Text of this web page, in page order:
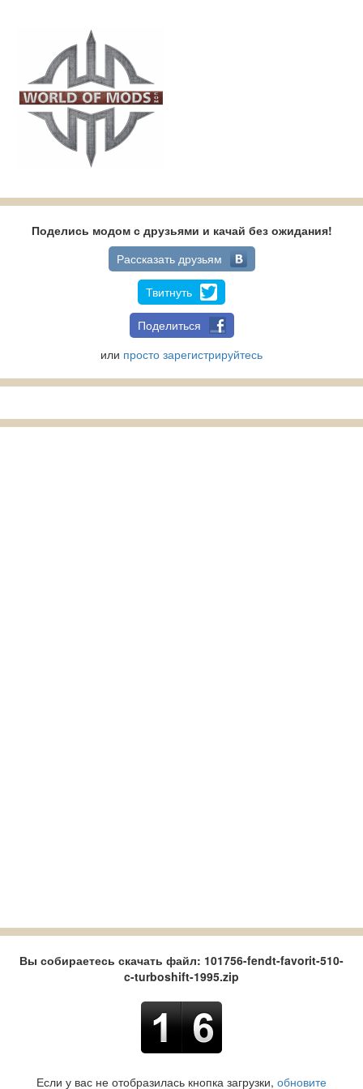
Поделись модом с друзьями и качай без ожидания!
Рассказать друзьям
Твитнуть
Поделиться
или просто зарегистрируйтесь
Вы собираетесь скачать файл: 101756-fendt-favorit-510-
c-turboshift-1995.zip
Если у вас не отобразилась кнопка загрузки, обновите